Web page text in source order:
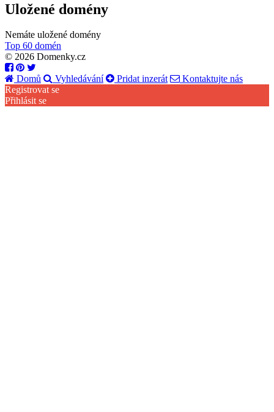
Uložené domény
Nemáte uložené domény
Top 60 domén
© 2026 Domenky.cz
Domů Vyhledávání Pridat inzerát
Kontaktujte nás
Registrovat se
Přihlásit se